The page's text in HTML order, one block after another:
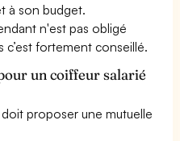
à son budget.
n'est pas obligé
c’est fortement conseillé.
un coiffeur salarié
doit proposer une mutuelle